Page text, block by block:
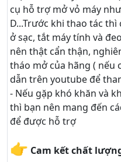
cụ hỗ trợ mở vỏ máy
D...Trước khi thao tác
ở sạc, tắt máy tính và
nên thật cẩn thận,
tháo mở của hãng ( nếu
dẫn trên youtube để
- Nếu gặp khó khăn và
thì bạn nên mang đến
để được hỗ trợ
👉 Cam kết chất